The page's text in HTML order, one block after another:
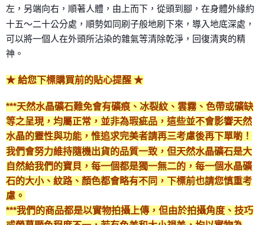
全家取貨付款
每筆NT$80，滿NT$3,000(含以上)免運費
7-11取貨付款
每筆NT$80，滿NT$3,000(含以上)免運費
賣家宅配幫您送（台灣）
郵局幫你送（離島）
每筆NT$80，滿NT$3,000(含以上)免運費
付款後門市自取
免運費
左，另端向右，順著人體，由上而下，從頭到腳，在身體外緣約
十五～二十公分處，順勢如同刷子般地刷下來， 導入地底深處，
可以將一個人在外頭所沾染的雜氣等清除乾淨，回復清爽的精
神。
★ 給您下標購買前的貼心提醒 ★
***天然水晶礦石難免會有礦痕、冰裂紋、雲霧、色帶或礦缺
等之呈現，均屬正常，並非為瑕疵品，這些並不會影響天然
水晶的靈性與功能，惟追求完美者請再三考慮後再下單喲！
我們會努力維持隨機出貨的品質一致，但天然水晶礦石是大
自然給我們的寶貝，每一個都是獨一無二的，每一個水晶礦
石的大小、紋路、顏色都會略有不同，下標前也請您慎重考
慮。
***我們的商品都是以實物拍攝上傳，但由於拍攝角度、技巧